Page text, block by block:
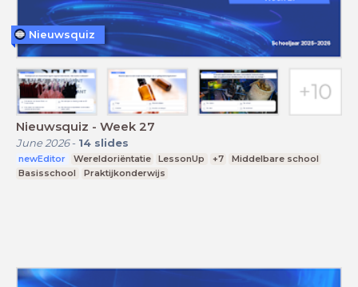
Nieuwsquiz - Week 27
June 2026- 14 slides
newEditor Wereldoriëntatie LessonUp +7
Middelbare school
Basisschool
Praktijkonderwijs
Nieuwsquiz